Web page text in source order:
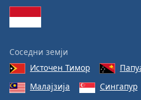
Reset
Dialog
End
dialog
Соседни земји
Источен Тимор
Малајзија
Сингапур